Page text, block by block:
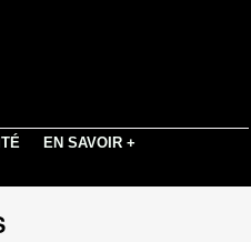
EN SAVOIR +